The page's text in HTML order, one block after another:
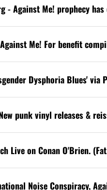
- Against Me! prophecy
Me! For benefit
Dysphoria Blues' via
punk vinyl releases &
Live on Conan O'Brien.
Noise Conspiracy,